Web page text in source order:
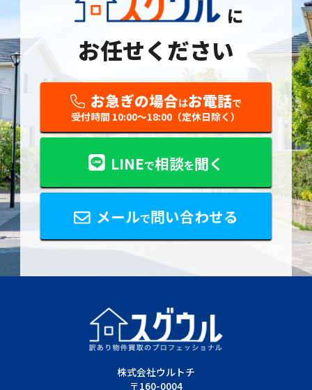
に
お任せください
お急ぎの場合はお電話で
受付時間 10:00〜18:00（定休日除く）
LINEで相談を聞く
メールで問い合わせる
株式会社ウルトチ
〒160-0004